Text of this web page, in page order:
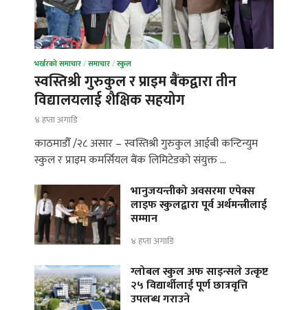
भर्खरको समाचार/समाचार/स्कुल
स्वस्तिश्री गुरुकुल र प्राइम बैंकद्वारा तीन
विद्यालयलाई शैक्षिक सहयोग
४ हप्ता अगाडि
काठमाडौँ /२८ असार – स्वस्तिश्री गुरुकुल आईबी कन्टिन्युम
स्कुल र प्राइम कमर्सियल बैंक लिमिटेडको संयुक्त …
भानुजयन्तीको अवसरमा एपेक्स
लाइफ स्कुलद्वारा पूर्व अर्थमन्त्रीलाई
सम्मान
४ हप्ता अगाडि
ग्लोबल स्कुल अफ साइन्सले उत्कृष्ट
२५ विद्यार्थीलाई पूर्ण छात्रवृत्ति
उपलब्ध गराउने